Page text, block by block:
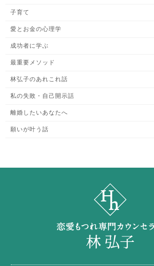
子育て
愛とお金の心理学
成功者に学ぶ
最重要メソッド
林弘子のあれこれ話
私の失敗・自己開示話
離婚したいあなたへ
願いが叶う話